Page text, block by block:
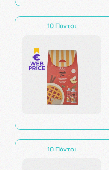
10 Πόντοι
10 Πόντοι